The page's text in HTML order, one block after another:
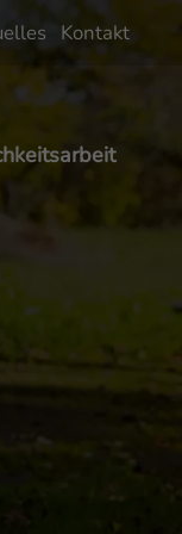
elit.
eget dolor.
parturient
mus.
nec.
Kontakt